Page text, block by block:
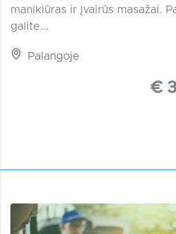
manikiūras ir įvairūs masažai.
galite...
Palangoje
€